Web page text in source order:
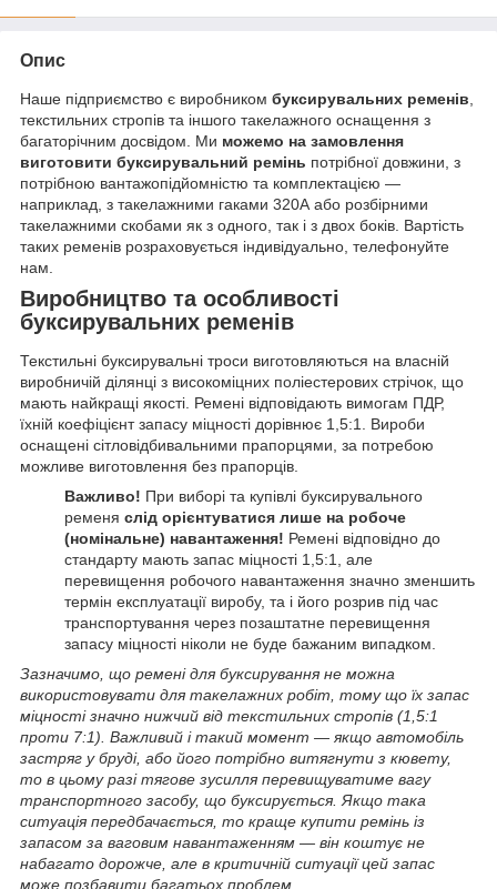
Опис
Наше підприємство є виробником буксирувальних ременів
текстильних стропів та іншого такелажного оснащення з
багаторічним досвідом. Ми можемо на замовлення
виготовити буксирувальний ремінь потрібної довжини, з
потрібною вантажопідйомністю та комплектацією —
наприклад, з такелажними гаками 320А або розбірними
такелажними скобами як з одного, так і з двох боків. Вартість
таких ременів розраховується індивідуально, телефонуйте
нам.
Виробництво та особливості
буксирувальних ременів
Текстильні буксирувальні троси виготовляються на власній
виробничій ділянці з високоміцних поліестерових стрічок, що
мають найкращі якості. Ремені відповідають вимогам ПДР,
їхній коефіцієнт запасу міцності дорівнює 1,5:1. Вироби
оснащені сітловідбивальними прапорцями, за потребою
можливе виготовлення без прапорців.
Важливо! При виборі та купівлі буксирувального
ременя слід орієнтуватися лише на робоче
(номінальне) навантаження! Ремені відповідно до
стандарту мають запас міцності 1,5:1, але
перевищення робочого навантаження значно зменшить
термін експлуатації виробу, та і його розрив під час
транспортування через позаштатне перевищення
запасу міцності ніколи не буде бажаним випадком.
Зазначимо, що ремені для буксирування не можна
використовувати для такелажних робіт, тому що їх запас
міцності значно нижчий від текстильних стропів (1,5:1
проти 7:1). Важливий і такий момент — якщо автомобіль
застряг у бруді, або його потрібно витягнути з кювету,
то в цьому разі тягове зусилля перевищуватиме вагу
транспортного засобу, що буксирується. Якщо така
ситуація передбачається, то краще купити ремінь із
запасом за ваговим навантаженням — він коштує не
набагато дорожче, але в критичній ситуації цей запас
може позбавити багатьох проблем.